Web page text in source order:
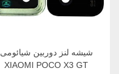
شیشه لنز دوربین شیائومی
XIAOMI POCO X3 GT